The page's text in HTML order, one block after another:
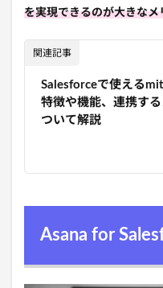
を実現できるのが大きなメ
関連記事
Salesforceで使える
特徴や機能、連携す
ついて解説
Asana for